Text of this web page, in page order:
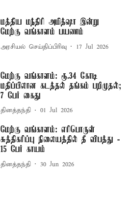
மத்திய மந்திரி அமித்ஷா இன்று
மேற்கு வங்காளம் பயணம்
அரசியல் செய்திப்பிரிவு 17 Jul 2026
மேற்கு வங்காளம்: ரூ.34 கோடி
மதிப்பிலான கடத்தல் தங்கம் பறிமுதல்;
7 பேர் கைது
தினத்தந்தி 01 Jul 2026
மேற்கு வங்காளம்: எரிபொருள்
சுத்திகரிப்பு நிலையத்தில் தீ விபத்து -
15 பேர் காயம்
தினத்தந்தி 30 Jun 2026